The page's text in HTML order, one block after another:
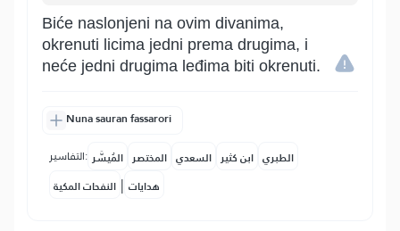
Biće naslonjeni na ovim divanima,
okrenuti licima jedni prema drugima, i
neće jedni drugima leđima biti okrenuti.
Nuna sauran fassarori
التفاسير: المُيسَّر المختصر السعدي ابن كثير الطبري
النفحات المكية | هدايات